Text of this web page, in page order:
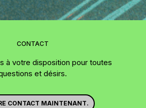
CONTACT
à votre disposition pour toutes
et désirs.
CONTACT MAINTENANT.